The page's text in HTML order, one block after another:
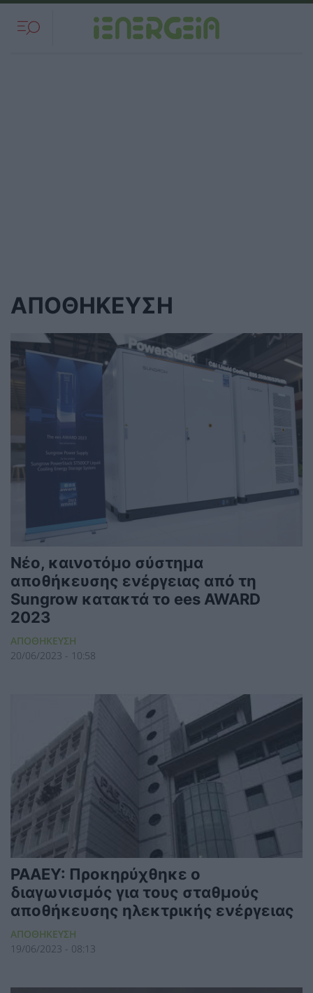
ΑΠΟΘΗΚΕΥΣΗ
Νέο, καινοτόμο σύστημα
αποθήκευσης ενέργειας από τη
Sungrow κατακτά το ees AWARD
2023
ΑΠΟΘΗΚΕΥΣΗ
20/06/2023 - 10:58
ΡΑΑΕΥ: Προκηρύχθηκε ο
διαγωνισμός για τους σταθμούς
αποθήκευσης ηλεκτρικής ενέργειας
ΑΠΟΘΗΚΕΥΣΗ
19/06/2023 - 08:13